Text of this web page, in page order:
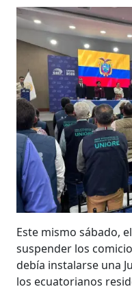
Este mismo sábado,
suspender los
debía instalarse una
los ecuatorianos